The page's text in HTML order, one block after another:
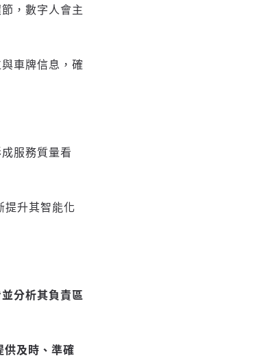
，數字人會主
車牌信息，確
服務質量看
升其智能化
分析其負責區
及時、準確